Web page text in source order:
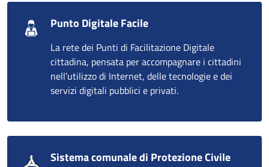
Punto Digitale Facile
La rete dei Punti di Facilitazione Digitale
cittadina, pensata per accompagnare i cittadini
nell’utilizzo di Internet, delle tecnologie e dei
servizi digitali pubblici e privati.
Sistema comunale di Protezione Civile